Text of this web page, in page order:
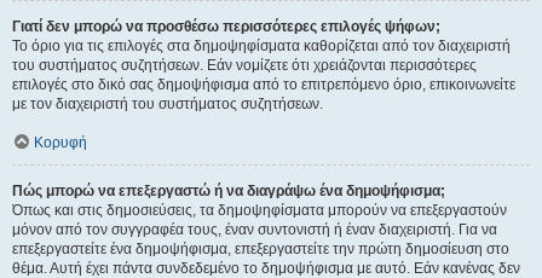
Γιατί δεν μπορώ να προσθέσω περισσότερες επιλογές ψήφων;
Το όριο για τις επιλογές στα δημοψηφίσματα καθορίζεται από τον διαχειριστή
του συστήματος συζητήσεων. Εάν νομίζετε ότι χρειάζονται περισσότερες
επιλογές στο δικό σας δημοψήφισμα από το επιτρεπόμενο όριο, επικοινωνείτε
με τον διαχειριστή του συστήματος συζητήσεων.
Κορυφή
Πώς μπορώ να επεξεργαστώ ή να διαγράψω ένα δημοψήφισμα;
Όπως και στις δημοσιεύσεις, τα δημοψηφίσματα μπορούν να επεξεργαστούν
μόνον από τον συγγραφέα τους, έναν συντονιστή ή έναν διαχειριστή. Για να
επεξεργαστείτε ένα δημοψήφισμα, επεξεργαστείτε την πρώτη δημοσίευση στο
θέμα. Αυτή έχει πάντα συνδεδεμένο το δημοψήφισμα με αυτό. Εάν κανένας δεν